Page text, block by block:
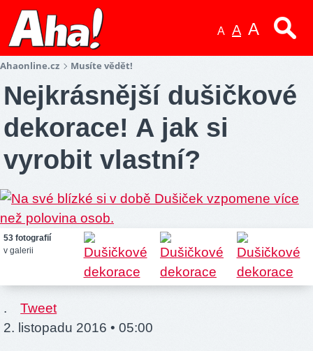
A A A
Ahaonline.cz Musíte vědět!
Nejkrásnější dušičkové
dekorace! A jak si
vyrobit vlastní?
53 fotografií
v galerii
.
Tweet
2. listopadu 2016 • 05:00